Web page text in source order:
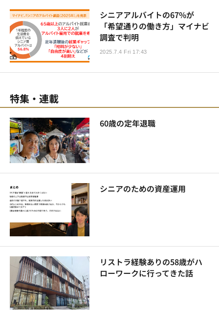
シニアアルバイトの67%が
「希望通りの働き方」マイナビ
調査で判明
2025.7.4 Fri 17:43
特集・連載
60歳の定年退職
シニアのための資産運用
リストラ経験ありの58歳がハ
ローワークに行ってきた話